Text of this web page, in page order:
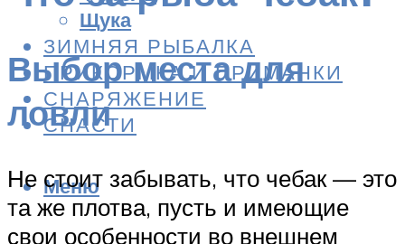
Щука
ЗИМНЯЯ РЫБАЛКА
ПРИКОРМКА И ПРИМАНКИ
СНАРЯЖЕНИЕ
СНАСТИ
Меню
Выбор места для
ловли
Не стоит забывать, что чебак — это
та же плотва, пусть и имеющие
свои особенности во внешнем